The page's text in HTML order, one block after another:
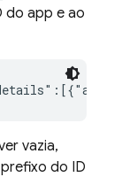
do app e ao
vazia,
do ID